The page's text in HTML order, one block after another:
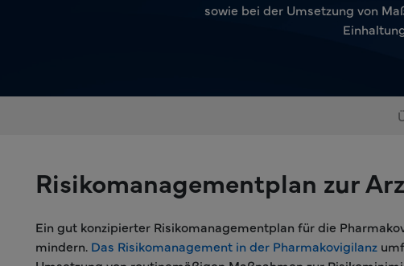
sowie bei der Umsetzung von
Risikomanagementplan zur
Ein gut konzipierter Risikomanagementplan für die
mindern. Das Risikomanagement in der Pharmakovigilanz